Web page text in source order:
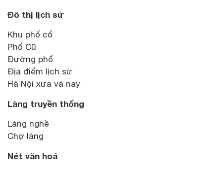
Đô thị lịch sử
Khu phố cổ
Phố Cũ
Đường phố
Địa điểm lịch sử
Hà Nội xưa và nay
Làng truyền thống
Làng nghề
Chợ làng
Nét văn hoá